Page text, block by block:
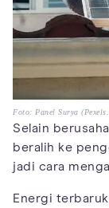
Foto: Panel Surya
Selain
beralih ke
jadi cara
Energi